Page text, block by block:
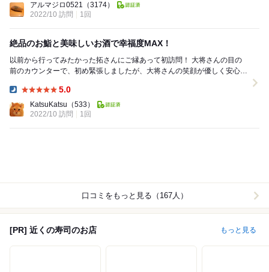
アルマジロ0521 （3174）
2022/10 訪問
1回
絶品のお鮨と美味しいお酒で幸福度MAX！
以前から行ってみたかった拓さんにご縁あって初訪問！ 大将さんの目の
前のカウンターで、初め緊張しましたが、大将さんの笑顔が優しく安心し
5.0
KatsuKatsu （533）
2022/10 訪問
1回
口コミをもっと見る（167人）
[PR] 近くの寿司のお店 もっと見る